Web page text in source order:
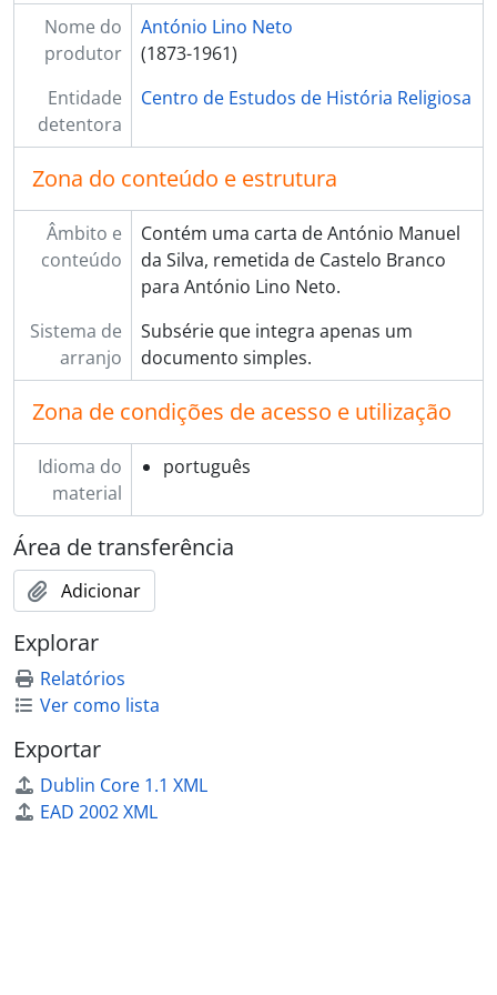
[Subsérie] 340 - Subtil, Ernesto Amaro [Lopes], 1921 - ?
[Subsérie] 341 - Subtil, Manuel, 1944 - 1948
[Subsérie] 342 - Tarouca, conde de, 1912 - ?
[Subsérie] 343 - Tavares, Alberto, 1928 - ?
[Subsérie] 345 - Tavares, José de Oliveira, 1938 - ?
[Subsérie] 346 - Tavares, José Maria Joaquim, 1895 - 1909
[Subsérie] 348 - Tavares, monsenhor José Gregório, 1922 - ?
[Subsérie] 349 - Tavares, padre João de Almeida Cardoso, 1939 - ?
[Subsérie] 350 - Teixeira, F. Gomes, [s.d.]
[Subsérie] 352 - Terças, padre José Alves, 1914 - ?
[Subsérie] 353 - Torres, Alberto Pinheiro, 1917 - 1952
[Subsérie] 354 - Trigueiros, Luís, 1920 - ?
[Subsérie] 355 - Trindade?, padre João, 1920 - ?
[Subsérie] 356 - Ulrich, João Henrique, 1921 - ?
[Subsérie] 356_1 - União da Agricultura, Comércio e Indústria, 1922 - ?
[Subsérie] 358 - Vale, Luzia Raquel da Silva Cunha, 1958 - ?
[Subsérie] 359 - Valez, Xavier de, 1924 - ?
[Subsérie] 368 - Vidal, D. João Evangelista de Lima, 1919 - 1939
Nome do
produtor
António Lino Neto
(1873-1961)
Entidade
detentora
Centro de Estudos de História Religiosa
Zona do conteúdo e estrutura
Âmbito e
conteúdo
Contém uma carta de António Manuel
da Silva, remetida de Castelo Branco
para António Lino Neto.
Sistema de
arranjo
Subsérie que integra apenas um
documento simples.
Zona de condições de acesso e utilização
Idioma do
material
português
Área de transferência
Adicionar
Explorar
Relatórios
Ver como lista
Exportar
Dublin Core 1.1 XML
EAD 2002 XML